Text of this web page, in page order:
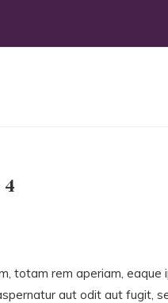
4
totam rem aperiam,
aut odit aut fugit,